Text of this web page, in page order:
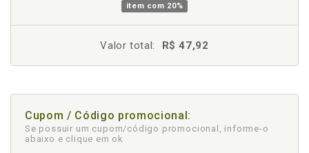
item com 20%
Valor total: R$ 47,92
Cupom / Código promocional:
Se possuir um cupom/código promocional, informe-o
abaixo e clique em ok